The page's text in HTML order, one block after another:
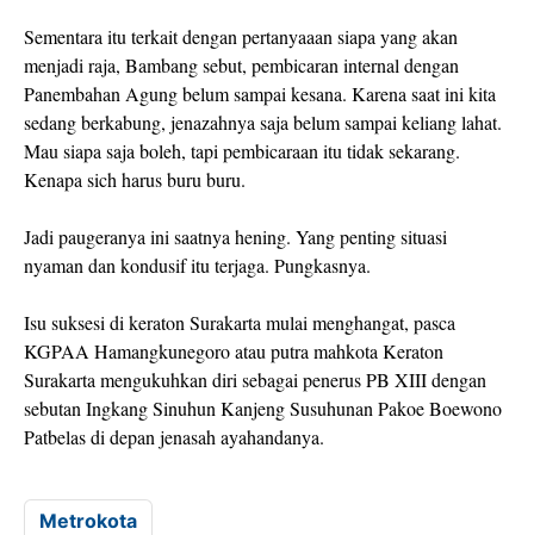
Sementara itu terkait dengan pertanyaaan siapa yang akan
menjadi raja, Bambang sebut, pembicaran internal dengan
Panembahan Agung belum sampai kesana. Karena saat ini kita
sedang berkabung, jenazahnya saja belum sampai keliang lahat.
Mau siapa saja boleh, tapi pembicaraan itu tidak sekarang.
Kenapa sich harus buru buru.
Jadi paugeranya ini saatnya hening. Yang penting situasi
nyaman dan kondusif itu terjaga. Pungkasnya.
Isu suksesi di keraton Surakarta mulai menghangat, pasca
KGPAA Hamangkunegoro atau putra mahkota Keraton
Surakarta mengukuhkan diri sebagai penerus PB XIII dengan
sebutan Ingkang Sinuhun Kanjeng Susuhunan Pakoe Boewono
Patbelas di depan jenasah ayahandanya.
Metrokota